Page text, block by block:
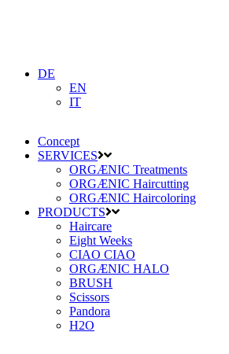
DE
EN
IT
Concept
SERVICES
ORGÆNIC Treatments
ORGÆNIC Haircutting
ORGÆNIC Haircoloring
PRODUCTS
Haircare
Eight Weeks
CIAO CIAO
ORGÆNIC HALO
BRUSH
Scissors
Pandora
H2O